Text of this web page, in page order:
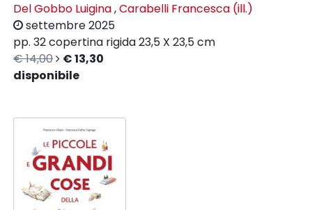
Del Gobbo Luigina,Carabelli Francesca (ill.)
settembre 2025
pp. 32copertina rigida23,5 X 23,5 cm
€ 14,00
€ 13,30
disponibile